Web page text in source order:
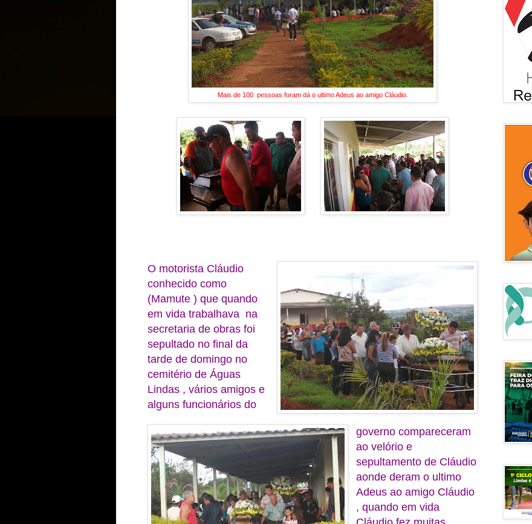
Mais de 100 pessoas foram dá o ultimo Adeus ao amigo Cláudio.
O motorista Cláudio
conhecido como
(Mamute ) que quando
em vida trabalhava na
secretaria de obras foi
sepultado no final da
tarde de domingo no
cemitério de Águas
Lindas , vários amigos e
alguns funcionários do
governo compareceram
ao velório e
sepultamento de Cláudio
aonde deram o ultimo
Adeus ao amigo Cláudio
, quando em vida